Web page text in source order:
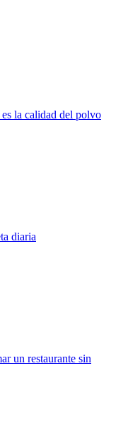
la calidad del polvo
diaria
un restaurante sin